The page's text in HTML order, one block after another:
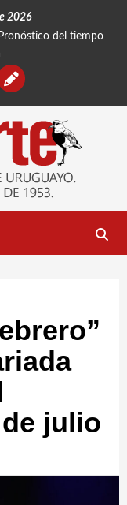
2026
Pronóstico del tiempo
Contáctanos
julio